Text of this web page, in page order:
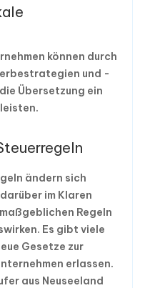
können durch
und -
Übersetzung ein
ändern sich
im Klaren
Regeln
Es gibt viele
Gesetze zur
erlassen.
aus Neuseeland